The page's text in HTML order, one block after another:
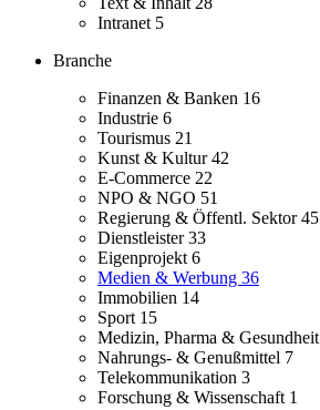
Intranet 5
Branche
Finanzen & Banken 16
Industrie 6
Tourismus 21
Kunst & Kultur42
E-Commerce 22
NPO & NGO 51
Regierung & Öffentl. Sektor45
Dienstleister33
Eigenprojekt 6
Medien & Werbung 36
Immobilien 14
Sport 15
Medizin, Pharma & Gesundheit
Nahrungs- & Genußmittel 7
Telekommunikation 3
Forschung & Wissenschaft 1